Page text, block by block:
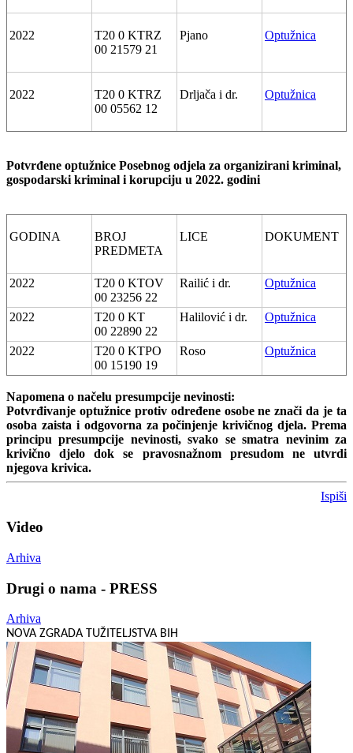
2022
T20 0 KTRZ
00 21579 21
Pjano Optužnica
2022
T20 0 KTRZ
00 05562 12
Drljača i dr. Optužnica
Potvrđene optužnice Posebnog odjela za organizirani kriminal,
gospodarski kriminal i korupciju u 2022. godini
GODINA
BROJ
PREDMETA
LICE DOKUMENT
2022
T20 0 KTOV
00 23256 22
Railić i dr. Optužnica
2022
T20 0 KT
00 22890 22
Halilović i dr. Optužnica
2022
T20 0 KTPO
00 15190 19
Roso Optužnica
Napomena o načelu presumpcije nevinosti:
Potvrđivanje optužnice protiv određene osobe ne znači da je ta
osoba zaista i odgovorna za počinjenje krivičnog djela. Prema
principu presumpcije nevinosti, svako se smatra nevinim za
krivično djelo dok se pravosnažnom presudom ne utvrdi
njegova krivica.
Ispiši
Video
Arhiva
Drugi o nama - PRESS
Arhiva
NOVA ZGRADA TUŽITELJSTVA BIH